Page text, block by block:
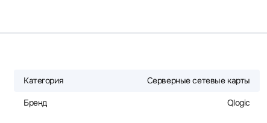
Категория Серверные сетевые карты
Бренд Qlogic